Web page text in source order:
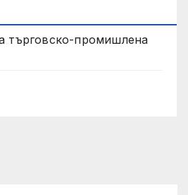
търговско-промишлена